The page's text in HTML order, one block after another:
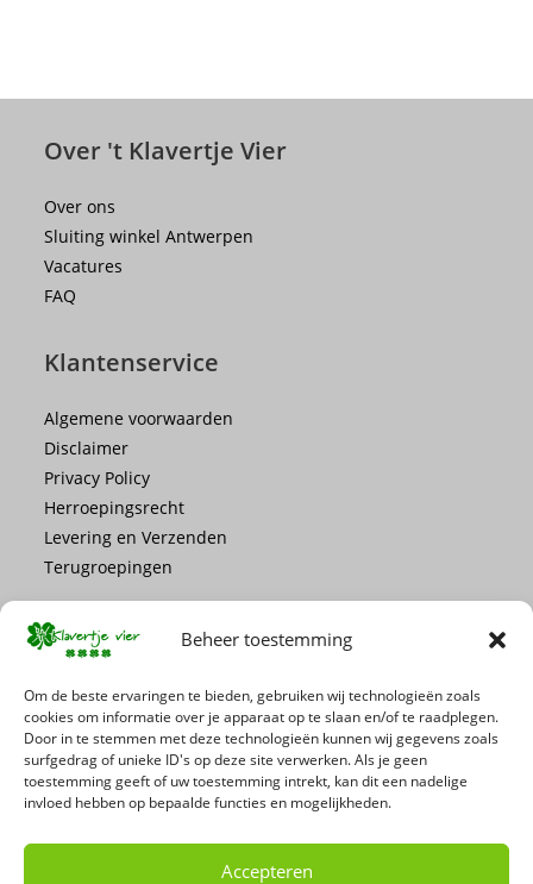
Beheer toestemming
Om de beste ervaringen te bieden, gebruiken wij technologieën zoals
cookies om informatie over je apparaat op te slaan en/of te raadplegen.
Door in te stemmen met deze technologieën kunnen wij gegevens zoals
surfgedrag of unieke ID's op deze site verwerken. Als je geen
toestemming geeft of uw toestemming intrekt, kan dit een nadelige
invloed hebben op bepaalde functies en mogelijkheden.
Accepteren
Over 't Klavertje Vier
Over ons
Sluiting winkel Antwerpen
Vacatures
FAQ
Klantenservice
Algemene voorwaarden
Disclaimer
Privacy Policy
Herroepingsrecht
Levering en Verzenden
Terugroepingen
Mis geen enkele actie of promotie!
Schrijf je in voor onze nieuwsbrief